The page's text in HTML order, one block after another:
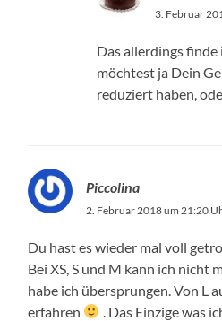
3. Februar
Das allerdings
möchtest ja Dein
reduziert haben,
Piccolina
2. Februar 2018 um 21:20
Du hast es wieder mal voll
Bei XS, S und M kann ich nicht
habe ich übersprungen. Von L
erfahren
. Das Einzige was